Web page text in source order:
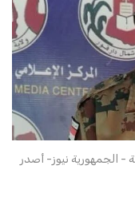
- الجمهورية نيوز- أصدر